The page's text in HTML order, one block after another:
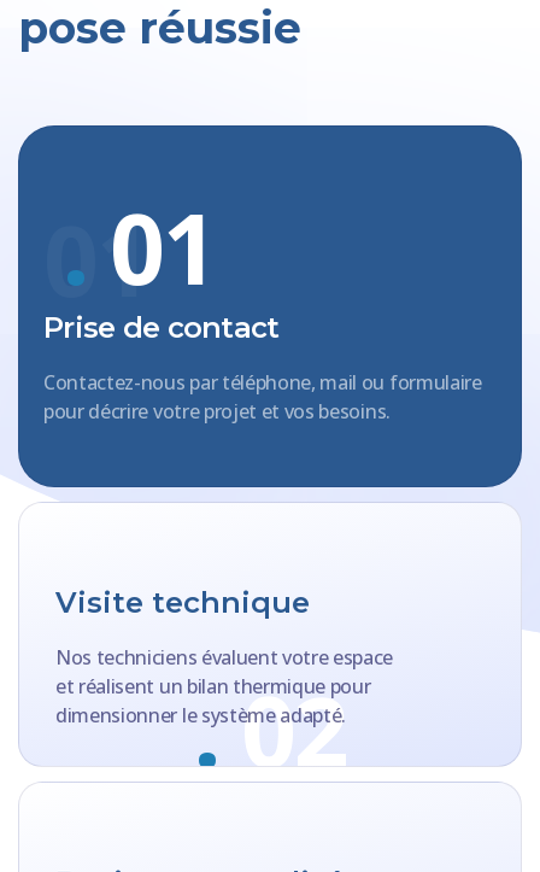
pose réussie
. 01
01
Prise de contact
Contactez-nous par téléphone, mail ou formulaire
pour décrire votre projet et vos besoins.
.02
Visite technique
Nos techniciens évaluent votre espace
et réalisent un bilan thermique pour
dimensionner le système adapté.